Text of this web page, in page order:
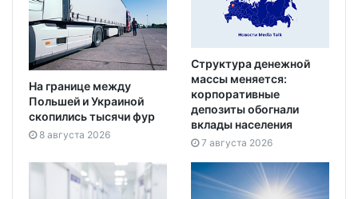
На границе между
Польшей и Украиной
скопились тысячи фур
8 августа 2026
Структура денежной
массы меняется:
корпоративные
депозиты обогнали
вклады населения
7 августа 2026